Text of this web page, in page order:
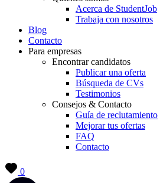
Acerca de StudentJob
Trabaja con nosotros
Blog
Contacto
Para empresas
Encontrar candidatos
Publicar una oferta
Búsqueda de CVs
Testimonios
Consejos & Contacto
Guía de reclutamiento
Mejorar tus ofertas
FAQ
Contacto
0